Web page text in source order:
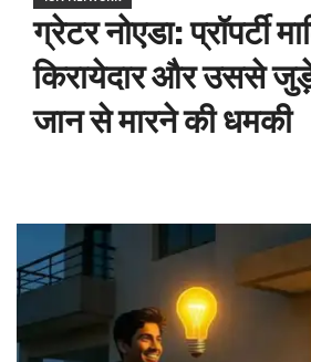
ग्रेटर नोएडा: प्रॉपर्टी
किरायेदार और उससे जुड़े
जान से मारने की धमकी